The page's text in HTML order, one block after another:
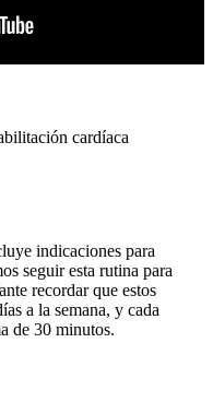
cardíaca
indicaciones para
seguir esta rutina para
recordar que estos
a la semana, y cada
de 30 minutos.